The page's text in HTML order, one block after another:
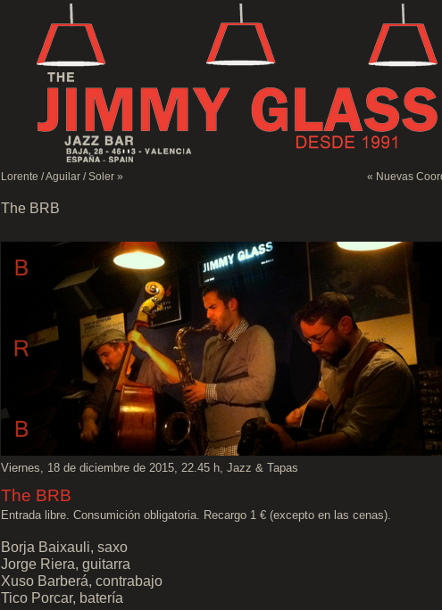
Lorente / Aguilar / Soler » « Nuevas
The BRB
Viernes, 18 de diciembre de 2015, 22.45 h, Jazz & Tapas
The BRB
Entrada libre. Consumición obligatoria. Recargo 1 € (excepto en las cenas).
Borja Baixauli, saxo
Jorge Riera, guitarra
Xuso Barberá, contrabajo
Tico Porcar, batería